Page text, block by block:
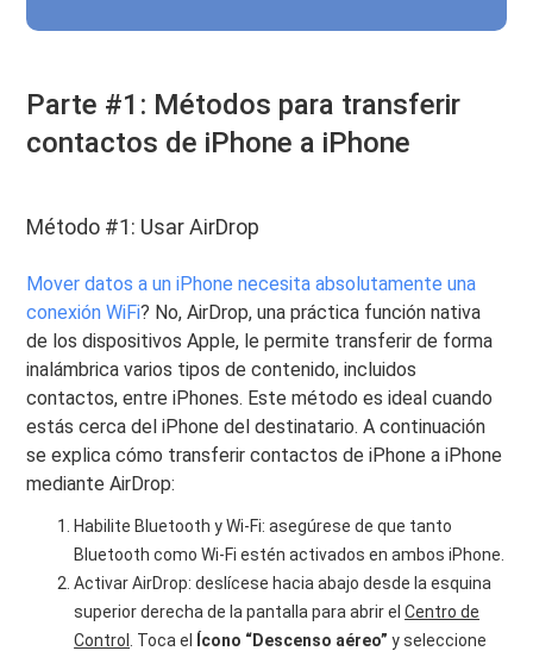
Parte #1: Métodos para transferir
contactos de iPhone a iPhone
Método #1: Usar AirDrop
Mover datos a un iPhone necesita absolutamente una
conexión WiFi? No, AirDrop, una práctica función nativa
de los dispositivos Apple, le permite transferir de forma
inalámbrica varios tipos de contenido, incluidos
contactos, entre iPhones. Este método es ideal cuando
estás cerca del iPhone del destinatario. A continuación
se explica cómo transferir contactos de iPhone a iPhone
mediante AirDrop:
Habilite Bluetooth y Wi-Fi: asegúrese de que tanto
Bluetooth como Wi-Fi estén activados en ambos iPhone.
Activar AirDrop: deslícese hacia abajo desde la esquina
superior derecha de la pantalla para abrir elCentro de
Control
. Toca el Ícono “Descenso aéreo” y seleccione